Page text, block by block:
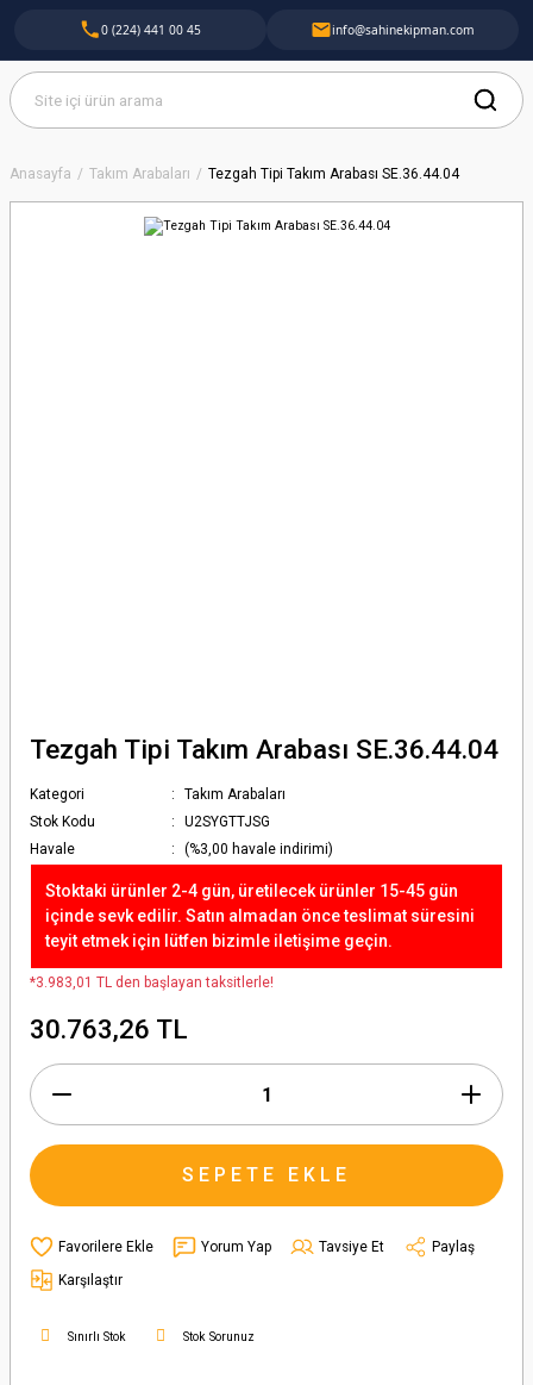
Anasayfa Takım Arabaları Tezgah Tipi Takım Arabası SE.36.44.04
Tezgah Tipi Takım Arabası SE.36.44.04
Kategori
Takım Arabaları
Stok Kodu
U2SYGTTJSG
Havale
(%3,00 havale indirimi)
Stoktaki ürünler 2-4 gün, üretilecek ürünler 15-45 gün
içinde sevk edilir. Satın almadan önce teslimat süresini
teyit etmek için lütfen bizimle iletişime geçin.
*3.983,01 TL den başlayan taksitlerle!
30.763,26 TL
SEPETE EKLE
Yorum Yap Tavsiye Et
Paylaş
Karşılaştır
Sınırlı Stok Stok Sorunuz
0 (224) 441 00 45 info@sahinekipman.com